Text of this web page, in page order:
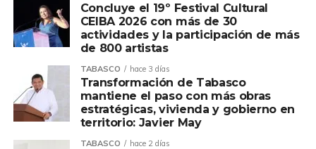
Concluye el 19º Festival Cultural
CEIBA 2026 con más de 30
actividades y la participación de más
de 800 artistas
TABASCO hace 3 días
Transformación de Tabasco
mantiene el paso con más obras
estratégicas, vivienda y gobierno en
territorio: Javier May
TABASCO hace 2 días